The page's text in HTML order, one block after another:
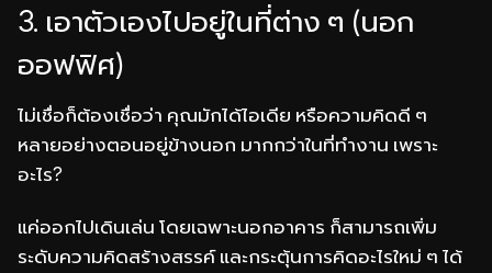
3. เอาตัวเองไปอยู่ในที่ต่าง ๆ (นอก
ออฟฟิศ)
ไม่เชื่อก็ต้องเชื่อว่า คุณมักได้ไอเดีย หรือความคิดดี ๆ
หลายอย่างตอนอยู่ข้างนอก มากกว่าในที่ทำงาน เพราะ
อะไร?
แค่ออกไปเดินเล่น โดยเฉพาะนอกอาคาร ก็สามารถเพิ่ม
ระดับความคิดสร้างสรรค์ และกระตุ้นการคิดอะไรใหม่ ๆ ได้